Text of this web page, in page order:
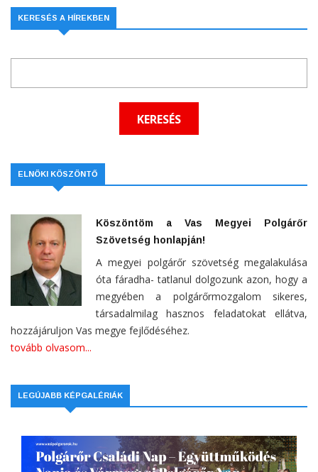
KERESÉS A HÍREKBEN
ELNÖKI KÖSZÖNTŐ
Köszöntöm a Vas Megyei Polgárőr
Szövetség honlapján!
A megyei polgárőr szövetség megalakulása
óta fáradha- tatlanul dolgozunk azon, hogy a
megyében a polgárőrmozgalom sikeres,
társadalmilag hasznos feladatokat ellátva,
hozzájáruljon Vas megye fejlődéséhez.
tovább olvasom...
LEGÚJABB KÉPGALÉRIÁK